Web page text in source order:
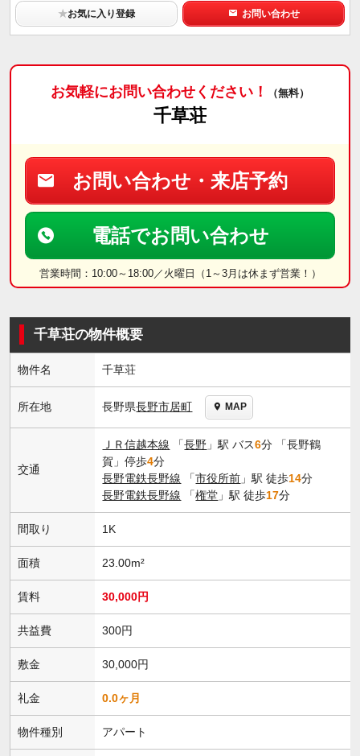
★お気に入り登録 お問い合わせ
お気軽にお問い合わせください！ （無料）
千草荘
お問い合わせ・来店予約
電話でお問い合わせ
営業時間：10:00～18:00／火曜日（1～3月は休まず営業！）
千草荘の物件概要
物件名 千草荘
所在地 長野県長野市居町 MAP
交通
ＪＲ信越本線 「長野 」駅 バス6分 「長野鶴
賀」停歩4分
長野電鉄長野線 「市役所前 」駅 徒歩14分
長野電鉄長野線 「権堂 」駅 徒歩17分
間取り 1K
面積 23.00m²
賃料 30,000円
共益費 300円
敷金 30,000円
礼金 0.0ヶ月
物件種別 アパート